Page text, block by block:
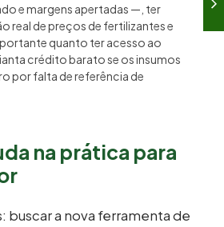
e margens apertadas —, ter
real de preços de fertilizantes e
quanto ter acesso ao
crédito barato se os insumos
por falta de referência de
na prática para
buscar a nova ferramenta de